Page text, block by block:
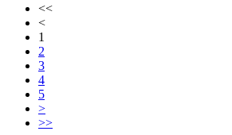
<<
<
1
2
3
4
5
>
>>